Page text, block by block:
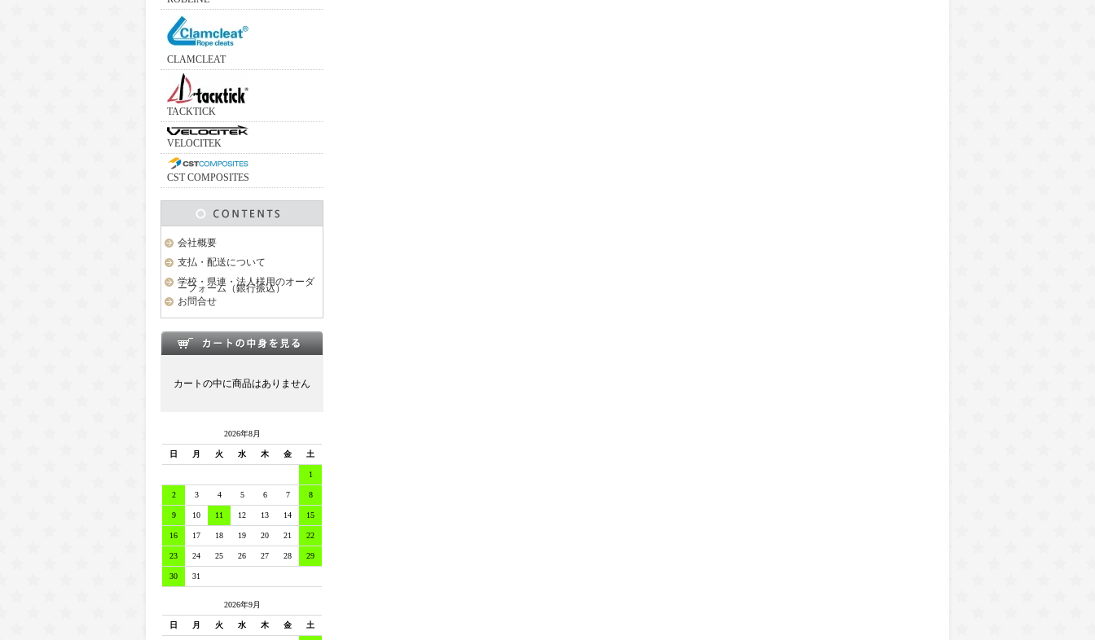
CLAMCLEAT
TACKTICK
VELOCITEK
CST COMPOSITES
会社概要
支払・配送について
学校・県連・法人様用のオーダ
ーフォーム（銀行振込）
お問合せ
カートの中に商品はありません
2026年8月
日 月 火 水 木 金 土
1
2 3 4 5 6 7 8
9 10 11 12 13 14 15
16 17 18 19 20 21 22
23 24 25 26 27 28 29
30 31
2026年9月
日 月 火 水 木 金 土